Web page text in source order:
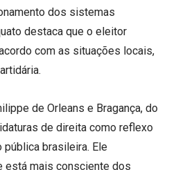
dos sistemas
destaca que o eleitor
com as situações locais,
de Orleans e Bragança, do
de direita como reflexo
pública brasileira. Ele
está mais consciente dos